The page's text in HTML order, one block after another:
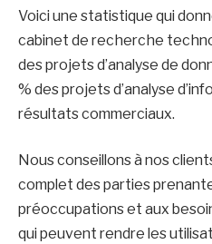
Voici une statistique qui
cabinet de recherche
des projets d’analyse de
% des projets d’analyse
résultats commerciaux.
Nous conseillons à nos
complet des parties
préoccupations et aux
qui peuvent rendre les